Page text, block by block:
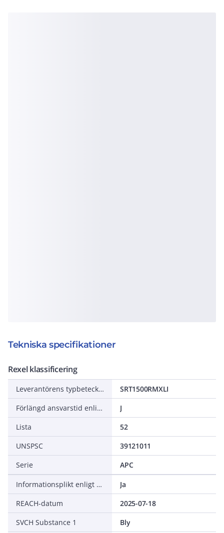
Tekniska specifikationer
Rexel klassificering
Leverantörens typbeteckning
SRT1500RMXLI
Förlängd ansvarstid enligt ALEM-09
J
Lista
52
UNSPSC
39121011
Serie
APC
Informationsplikt enligt REACH
Ja
REACH-datum
2025-07-18
SVCH Substance 1
Bly